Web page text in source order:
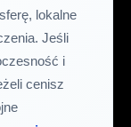
lokalne
Jeśli
i
cenisz